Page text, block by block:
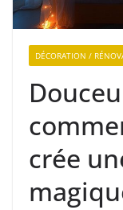
DÉCORATION /
crée